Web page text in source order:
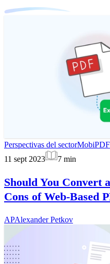
Perspectivas del sectorMobiPDF
11 sept 2023
7 min
Should You Convert
Cons of Web-Based
APAlexander Petkov